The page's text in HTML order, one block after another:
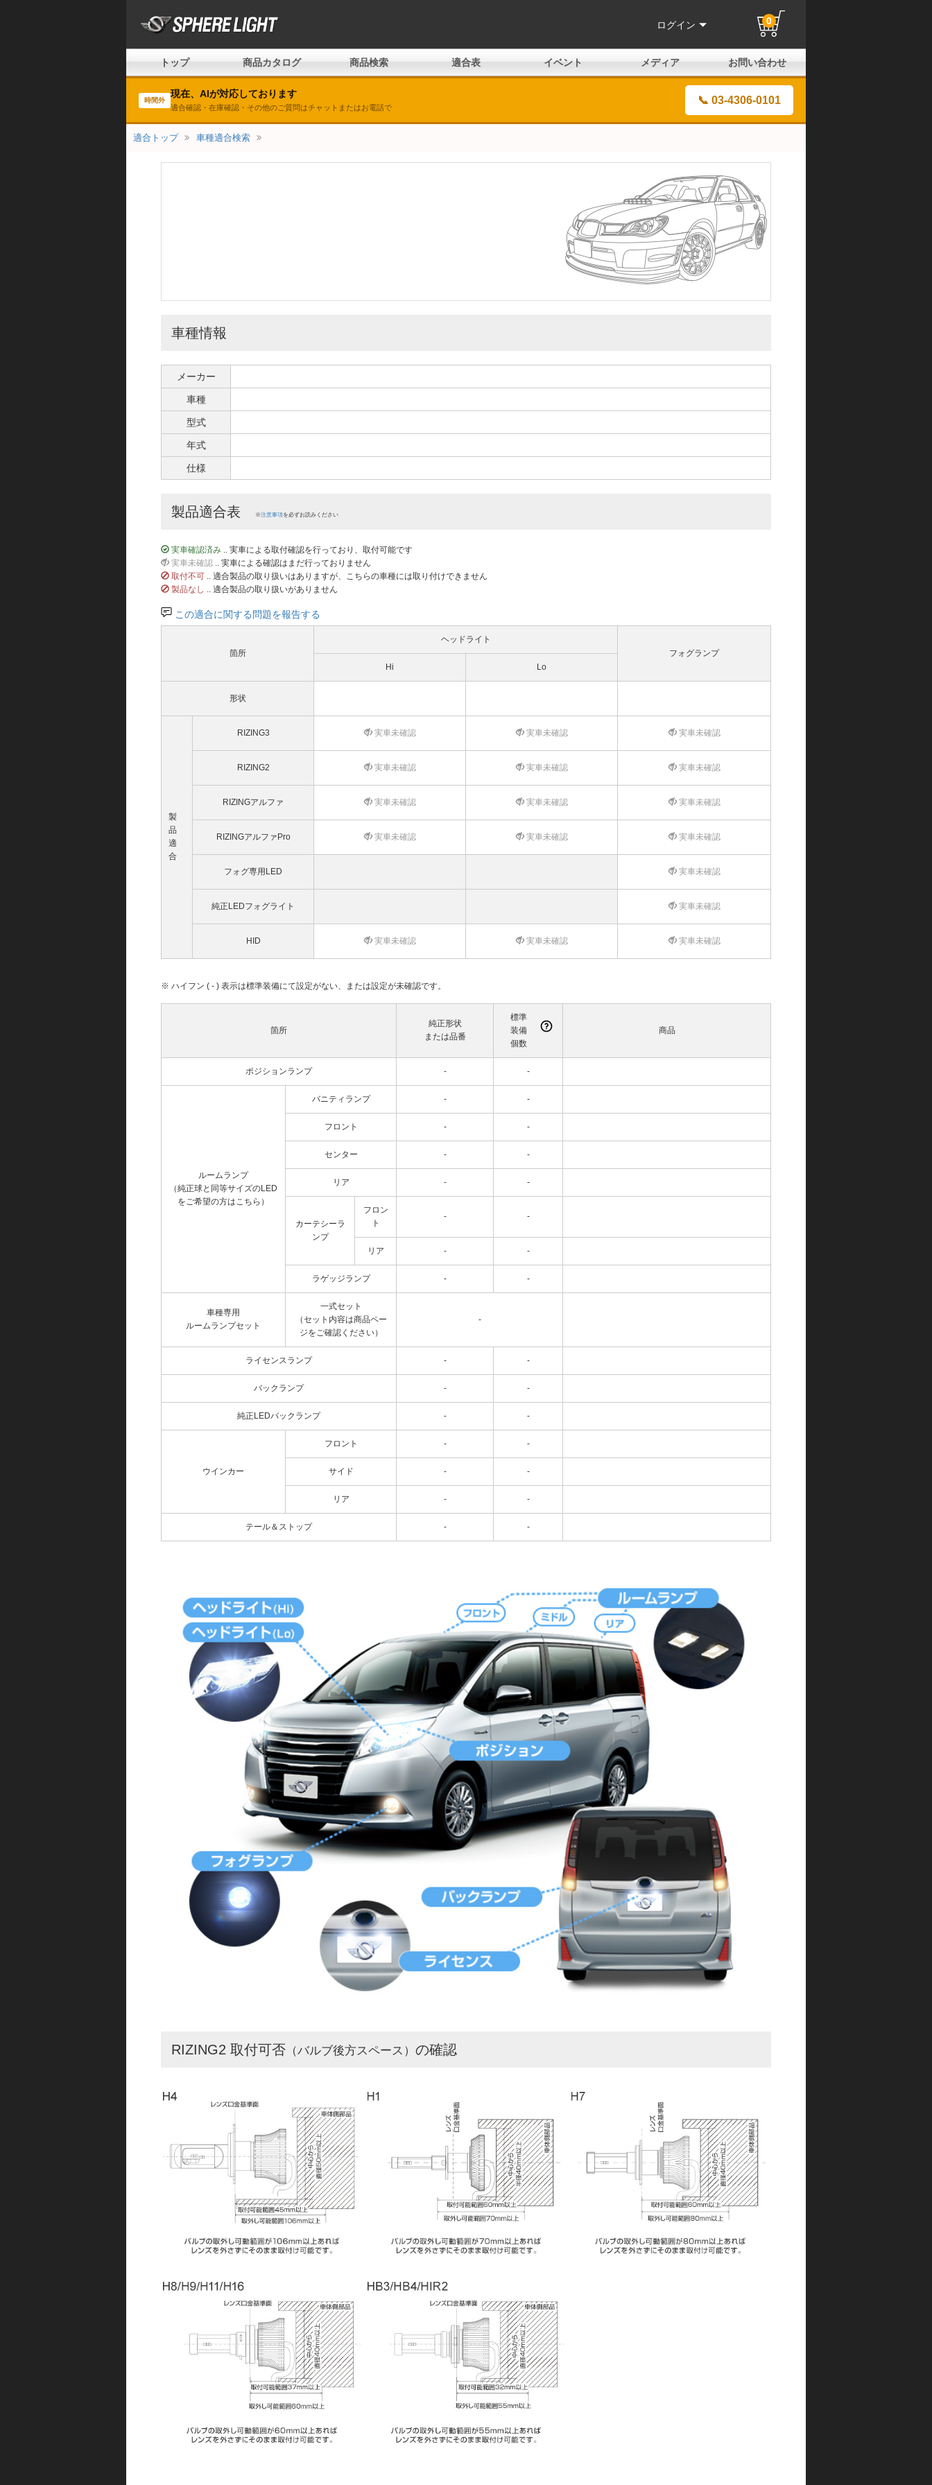
ログイン 0
トップ 商品カタログ 商品検索 適合表 イベント メディア お問い合わせ
時間外
現在、AIが対応しております
適合確認・在庫確認・その他のご質問はチャットまたはお電話で
📞 03-4306-0101
適合トップ 車種適合検索
車種情報
メーカー
車種
型式
年式
仕様
製品適合表 ※注意事項を必ずお読みください
実車確認済み .. 実車による取付確認を行っており、取付可能です
実車未確認 .. 実車による確認はまだ行っておりません
取付不可 .. 適合製品の取り扱いはありますが、こちらの車種には取り付けできません
製品なし .. 適合製品の取り扱いがありません
この適合に関する問題を報告する
箇所
ヘッドライト
フォグランプ
Hi
Lo
形状
製
品
適
合
RIZING3 実車未確認 実車未確認 実車未確認
RIZING2 実車未確認 実車未確認 実車未確認
RIZINGアルファ 実車未確認 実車未確認 実車未確認
RIZINGアルファPro 実車未確認 実車未確認 実車未確認
フォグ専用LED 実車未確認
純正LEDフォグライト 実車未確認
HID 実車未確認 実車未確認 実車未確認
※ ハイフン ( - ) 表示は標準装備にて設定がない、または設定が未確認です。
箇所
純正形状
または品番
標準
装備
個数
商品
ポジションランプ - -
ルームランプ
（純正球と同等サイズのLED
をご希望の方はこちら）
バニティランプ - -
フロント - -
センター - -
リア - -
カーテシーラ
ンプ
フロン
ト
- -
リア - -
ラゲッジランプ - -
車種専用
ルームランプセット
一式セット
（セット内容は商品ペー
ジをご確認ください）
-
ライセンスランプ - -
バックランプ - -
純正LEDバックランプ - -
ウインカー
フロント - -
サイド - -
リア - -
テール＆ストップ - -
RIZING2 取付可否 （バルブ後方スペース） の確認